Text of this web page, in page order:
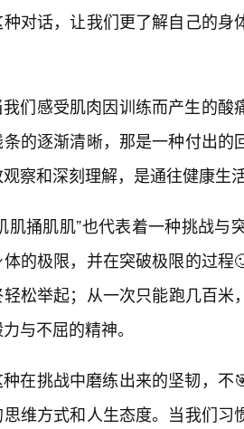
对话，让我们更了解自己的
我们感受肌肉因训练而产生的
的逐渐清晰，那是一种付出
察和深刻理解，是通往健康生
肌捅肌肌”也代表着一种挑战
的极限，并在突破极限的过
轻松举起；从一次只能跑几百
与不屈的精神。
在挑战中磨练出来的坚韧，不
维方式和人生态度。当我们